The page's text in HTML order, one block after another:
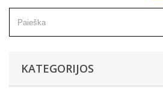
KATEGORIJOS